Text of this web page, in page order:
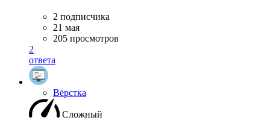
2 подписчика
21 мая
205 просмотров
2
ответа
Вёрстка
Сложный